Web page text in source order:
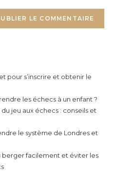
pour s’inscrire et obtenir le
les échecs à un enfant ?
jeu aux échecs : conseils et
le système de Londres et
facilement et éviter les